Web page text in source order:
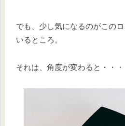
でも、少し気になるのがこの
いるところ。
それは、角度が変わると・・・